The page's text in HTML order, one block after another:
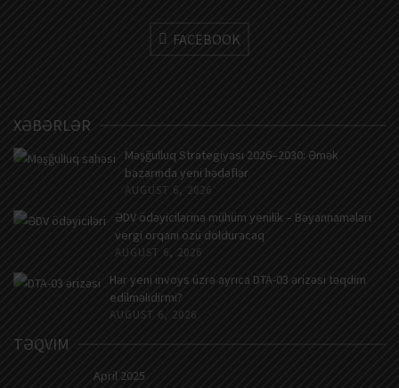
FACEBOOK
XƏBƏRLƏR
Məşğulluq Strategiyası 2026–2030: Əmək
bazarında yeni hədəflər
AUGUST 6, 2026
ƏDV ödəyicilərinə mühüm yenilik – Bəyannamələri
vergi orqanı özü dolduracaq
AUGUST 6, 2026
Hər yeni invoys üzrə ayrıca DTA-03 ərizəsi təqdim
edilməlidirmi?
AUGUST 6, 2026
TƏQVIM
April 2025